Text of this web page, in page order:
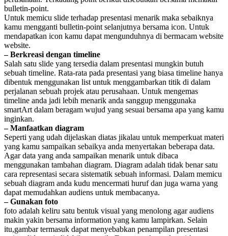
bulletin-point.
Untuk memicu slide terhadap presentasi menarik maka sebaiknya
kamu mengganti bulletin-point selanjutnya bersama icon. Untuk
mendapatkan icon kamu dapat mengunduhnya di bermacam website
website.
– Berkreasi dengan timeline
Salah satu slide yang tersedia dalam presentasi mungkin butuh
sebuah timeline. Rata-rata pada presentasi yang biasa timeline hanya
dibentuk menggunakan list untuk menggambarkan titik di dalam
perjalanan sebuah projek atau perusahaan. Untuk mengemas
timeline anda jadi lebih menarik anda sanggup menggunaka
smartArt dalam beragam wujud yang sesuai bersama apa yang kamu
inginkan.
– Manfaatkan diagram
Seperti yang udah dijelaskan diatas jikalau untuk memperkuat materi
yang kamu sampaikan sebaikya anda menyertakan beberapa data.
Agar data yang anda sampaikan menarik untuk dibaca
menggunakan tambahan diagram. Diagram adalah tidak benar satu
cara representasi secara sistematik sebuah informasi. Dalam memicu
sebuah diagram anda kudu mencermati huruf dan juga warna yang
dapat memudahkan audiens untuk membacanya.
– Gunakan foto
foto adalah keliru satu bentuk visual yang menolong agar audiens
makin yakin bersama information yang kamu lampirkan. Selain
itu,gambar termasuk dapat menyebabkan penampilan presentasi